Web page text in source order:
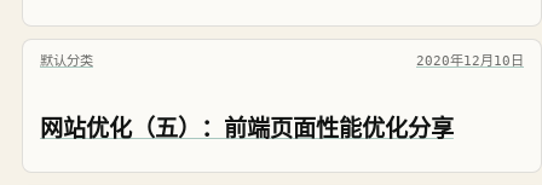
默认分类 2020年12月10日
网站优化（五）：前端页面性能优化分享